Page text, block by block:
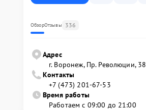
ОбзорОтзывы 336
Адрес
г. Воронеж, Пр. Революции, 38
Контакты
+7 (473) 201-67-53
Время работы
Работаем с 09:00 до 21:00